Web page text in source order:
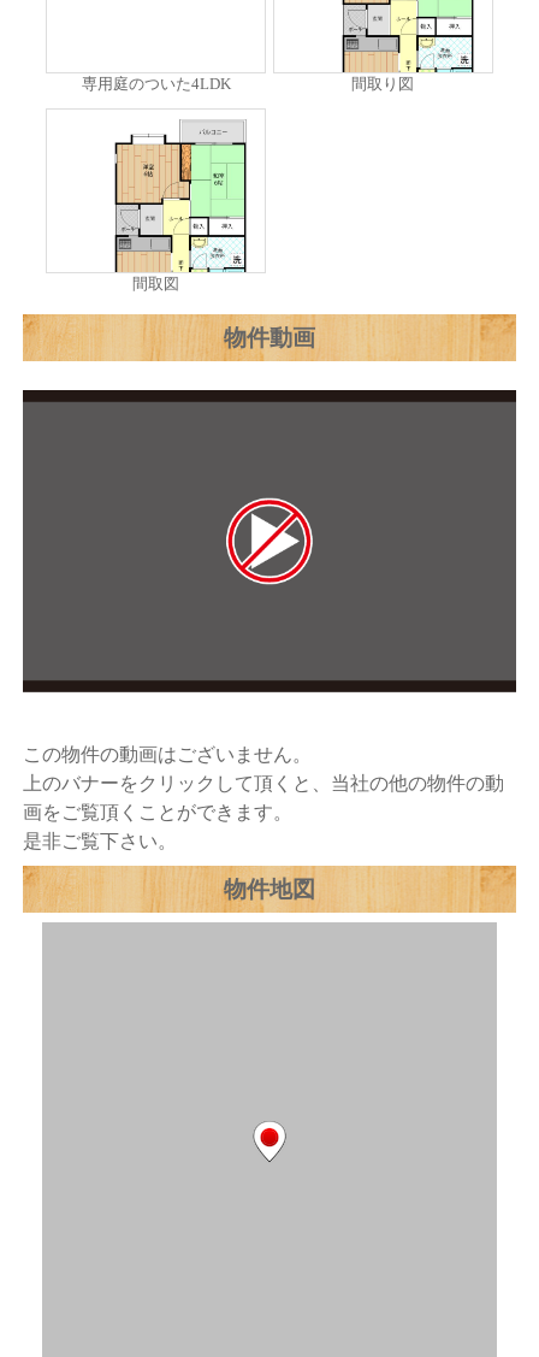
専用庭のついた4LDK 間取り図
間取図
物件動画
この物件の動画はございません。
上のバナーをクリックして頂くと、当社の他の物件の動
画をご覧頂くことができます。
是非ご覧下さい。
物件地図